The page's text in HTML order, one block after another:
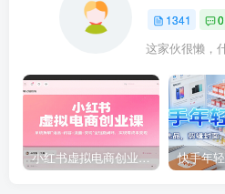
1341 0
这家伙很懒，
小红书虚拟电商创业课，系统拆解选品-内容-流量-变现，实现零成本变现